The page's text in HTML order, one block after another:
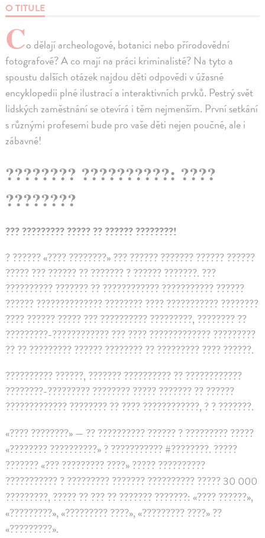
O TITULE
Co dělají archeologové, botanici nebo přírodovědní
fotografové? A co mají na práci kriminalisté? Na tyto a
spoustu dalších otázek najdou děti odpovědi v úžasné
encyklopedii plné ilustrací a interaktivních prvků. Pestrý svět
lidských zaměstnání se otevírá i těm nejmenším. První setkání
s různými profesemi bude pro vaše děti nejen poučné, ale i
zábavné!
???????? ??????????: ????
????????
??? ????????? ????? ?? ?????? ????????!
? ?????? «???? ????????» ??? ?????? ??????? ?????? ??????
????? ??? ?????? ?? ??????? ? ?????? ???????. ???
?????????? ??????? ?? ???????????? ??????????? ??????
?????? ?????????????? ???????? ???? ??????????? ????????
???? ?????? ????? ??? ?????????? ?????????, ???????? ??
?????????-???????????? ??? ???? ????????????? ?????????
?? ?? ????????? ?????? ???????? ?? ????????? ???? ??????.
?????????? ??????, ??????? ?????????? ?? ????????????
????????-????????? ???????? ????? ??????? ?? ??????
????????????? ???????? ?? ???? ????????????, ? ? ???????.
«???? ????????» — ?? ?????????? ?????? ? ????????? ?????
«???????? ??????????» ? ??????????? #????????. ?????
??????? «??? ????????? ????» ????? ??????????
??????????? ? ????????? ??????? ?????????? ????? 30 000
?????????, ????? ?? ??? ?? ??????? ???????: «???? ??????»,
«?????????», «????????? ????», «????????? ????» ??
«?????????».